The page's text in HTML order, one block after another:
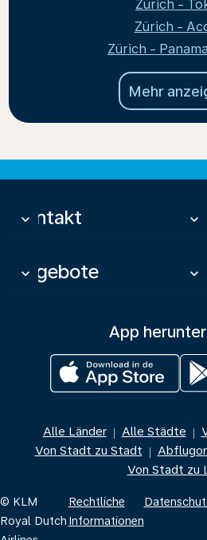
Zürich -
Zürich -
Zürich -
Mehr
Kontakt
keyboard_arrow_down keyboard_arrow_down
Angebote
keyboard_arrow_down keyboard_arrow_down
App
Alle Länder | Alle Städte |
Von Stadt zu Stadt |
Von Stadt zu
© KLM
Royal Dutch
Rechtliche
Informationen